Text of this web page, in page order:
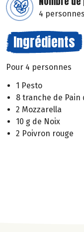
4 personnes
Ingrédients
Pour 4 personnes
1 Pesto
8 tranche de Pain
2 Mozzarella
10 g de Noix
2 Poivron rouge